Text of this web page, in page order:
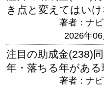
き点と変えてはい
著者：ナ
2026年
注目の助成金(238)
年・落ちる年がある
著者：ナ